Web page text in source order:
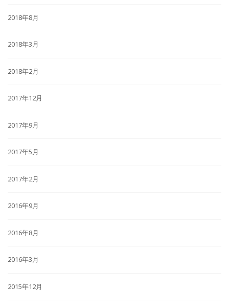
2018年8月
2018年3月
2018年2月
2017年12月
2017年9月
2017年5月
2017年2月
2016年9月
2016年8月
2016年3月
2015年12月